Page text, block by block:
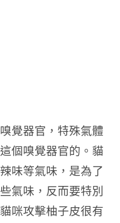
覺器官，特殊氣體
個嗅覺器官的。貓
味等氣味，是為了
氣味，反而要特別
咪攻擊柚子皮很有